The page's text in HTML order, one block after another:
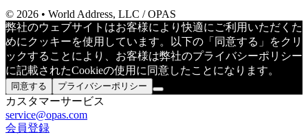
© 2026 • World Address, LLC / OPAS
弊社のウェブサイトはお客様により快適にご利用いただくた
めにクッキーを使用しています。以下の「同意する」をクリ
ックすることにより、お客様は弊社のプライバシーポリシー
に記載されたCookieの使用に同意したことになります。
同意する プライバシーポリシー
カスタマーサービス
service@opas.com
会員登録